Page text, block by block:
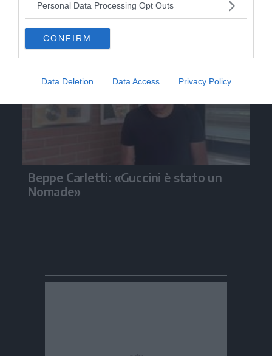
Personal Data Processing Opt Outs
CONFIRM
Data Deletion Data Access Privacy Policy
Video
Beppe Carletti: «Guccini è stato un
Nomade»